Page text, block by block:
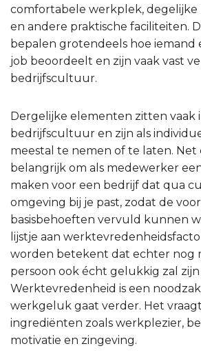
comfortabele werkplek, degelijke
en andere praktische faciliteiten.
bepalen grotendeels hoe iemand
job beoordeelt en zijn vaak vast
bedrijfscultuur.
Dergelijke elementen zitten vaak
bedrijfscultuur en zijn als
meestal te nemen of te laten. Net
belangrijk om als medewerker
maken voor een bedrijf dat qua
omgeving bij je past, zodat de
basisbehoeften vervuld kunnen
lijstje aan
worden betekent dat echter nog
persoon ook écht gelukkig zal
Werktevredenheid is een
werkgeluk gaat verder. Het
ingrediënten zoals werkplezier,
motivatie en zingeving.